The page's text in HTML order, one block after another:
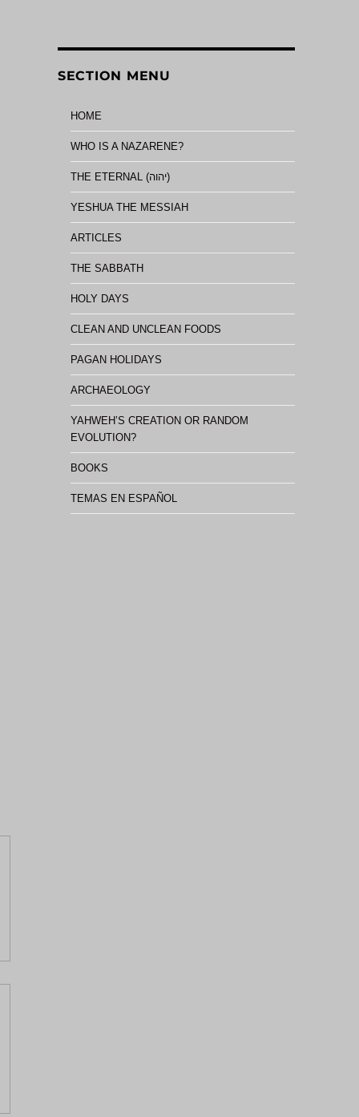
SECTION MENU
HOME
WHO IS A NAZARENE?
THE ETERNAL (יהוה)
YESHUA THE MESSIAH
ARTICLES
THE SABBATH
HOLY DAYS
CLEAN AND UNCLEAN FOODS
PAGAN HOLIDAYS
ARCHAEOLOGY
YAHWEH’S CREATION OR RANDOM
EVOLUTION?
BOOKS
TEMAS EN ESPAÑOL